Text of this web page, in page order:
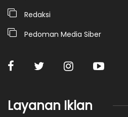
Redaksi
Pedoman Media Siber
Layanan Iklan